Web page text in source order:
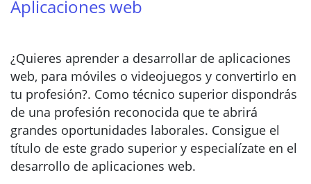
Aplicaciones web
¿Quieres aprender a desarrollar de aplicaciones
web, para móviles o videojuegos y convertirlo en
tu profesión?. Como técnico superior dispondrás
de una profesión reconocida que te abrirá
grandes oportunidades laborales. Consigue el
título de este grado superior y especialízate en el
desarrollo de aplicaciones web.